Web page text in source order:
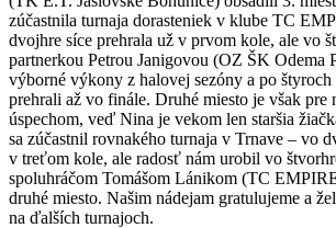
zúčastnila turnaja dorasteniek v klube TC
dvojhre síce prehrala už v prvom kole, ale vo
partnerkou Petrou Janigovou (OZ ŠK Odema
výborné výkony z halovej sezóny a po
prehrali až vo finále. Druhé miesto je však pre
úspechom, veď Nina je vekom len staršia
sa zúčastnil rovnakého turnaja v Trnave – vo
v treťom kole, ale radosť nám urobil vo
spoluhráčom Tomášom Lánikom (TC
druhé miesto. Našim nádejam gratulujeme a
na ďalších turnajoch.